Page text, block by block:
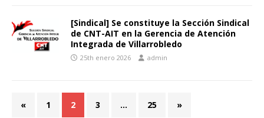
[Sindical] Se constituye la Sección Sindical
de CNT-AIT en la Gerencia de Atención
Integrada de Villarrobledo
25th enero 2026 admin
« 1 2 3 … 25 »